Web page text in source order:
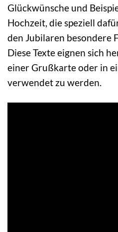
Glückwünsche und
Hochzeit, die speziell
den Jubilaren besondere
Diese Texte eignen sich
einer Grußkarte oder in
verwendet zu werden.